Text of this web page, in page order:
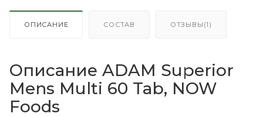
ОПИСАНИЕ СОСТАВ ОТЗЫВЫ(1)
Описание ADAM Superior
Mens Multi 60 Tab, NOW
Foods